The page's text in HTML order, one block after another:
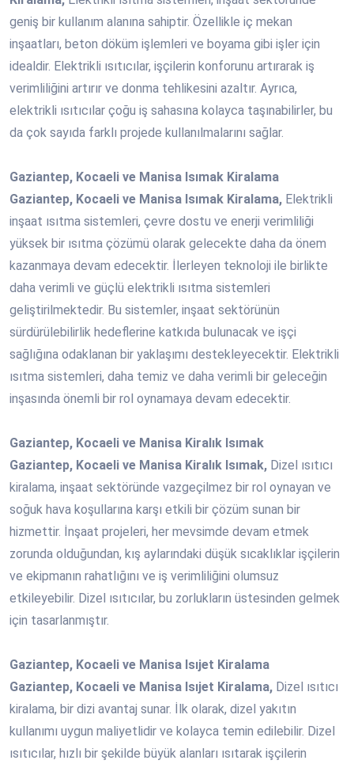
geniş bir kullanım alanına sahiptir. Özellikle iç mekan
inşaatları, beton döküm işlemleri ve boyama gibi işler için
idealdir. Elektrikli ısıtıcılar, işçilerin konforunu artırarak iş
verimliliğini artırır ve donma tehlikesini azaltır. Ayrıca,
elektrikli ısıtıcılar çoğu iş sahasına kolayca taşınabilirler, bu
da çok sayıda farklı projede kullanılmalarını sağlar.
Gaziantep, Kocaeli ve Manisa Isımak Kiralama
Gaziantep, Kocaeli ve Manisa Isımak Kiralama, Elektrikli
inşaat ısıtma sistemleri, çevre dostu ve enerji verimliliği
yüksek bir ısıtma çözümü olarak gelecekte daha da önem
kazanmaya devam edecektir. İlerleyen teknoloji ile birlikte
daha verimli ve güçlü elektrikli ısıtma sistemleri
geliştirilmektedir. Bu sistemler, inşaat sektörünün
sürdürülebilirlik hedeflerine katkıda bulunacak ve işçi
sağlığına odaklanan bir yaklaşımı destekleyecektir. Elektrikli
ısıtma sistemleri, daha temiz ve daha verimli bir geleceğin
inşasında önemli bir rol oynamaya devam edecektir.
Gaziantep, Kocaeli ve Manisa Kiralık Isımak
Gaziantep, Kocaeli ve Manisa Kiralık Isımak, Dizel ısıtıcı
kiralama, inşaat sektöründe vazgeçilmez bir rol oynayan ve
soğuk hava koşullarına karşı etkili bir çözüm sunan bir
hizmettir. İnşaat projeleri, her mevsimde devam etmek
zorunda olduğundan, kış aylarındaki düşük sıcaklıklar işçilerin
ve ekipmanın rahatlığını ve iş verimliliğini olumsuz
etkileyebilir. Dizel ısıtıcılar, bu zorlukların üstesinden gelmek
için tasarlanmıştır.
Gaziantep, Kocaeli ve Manisa Isıjet Kiralama
Gaziantep, Kocaeli ve Manisa Isıjet Kiralama, Dizel ısıtıcı
kiralama, bir dizi avantaj sunar. İlk olarak, dizel yakıtın
kullanımı uygun maliyetlidir ve kolayca temin edilebilir. Dizel
ısıtıcılar, hızlı bir şekilde büyük alanları ısıtarak işçilerin